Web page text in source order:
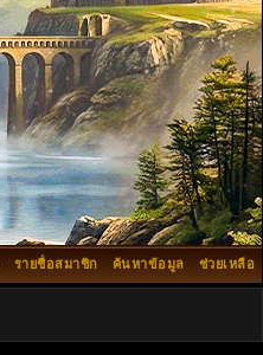
ช่วยเหลือ
ค้นหาข้อมูล
รายชื่อสมาชิก